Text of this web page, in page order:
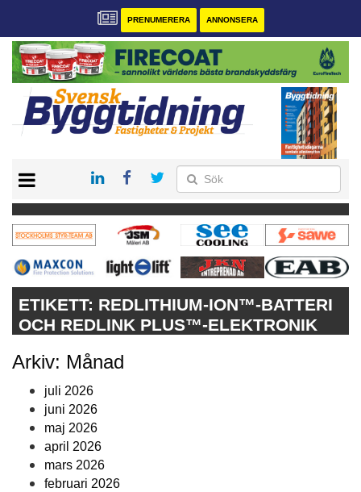
PRENUMERERA ANNONSERA
PRENUMERERA
VÅRA ANDRA MAGASIN
ANNONSERA
ETIKETT: REDLITHIUM-ION™-BATTERI
OCH REDLINK PLUS™-ELEKTRONIK
Arkiv: Månad
juli 2026
juni 2026
maj 2026
april 2026
mars 2026
februari 2026